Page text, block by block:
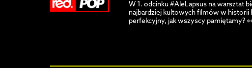
W 1. odcinku #AleLapsus na warsztat
najbardziej kultowych filmów w historii
perfekcyjny, jak wszyscy pamiętamy?